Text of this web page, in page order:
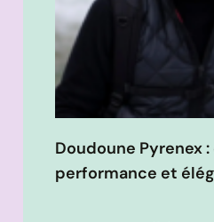
Doudoune Pyrenex
performance et